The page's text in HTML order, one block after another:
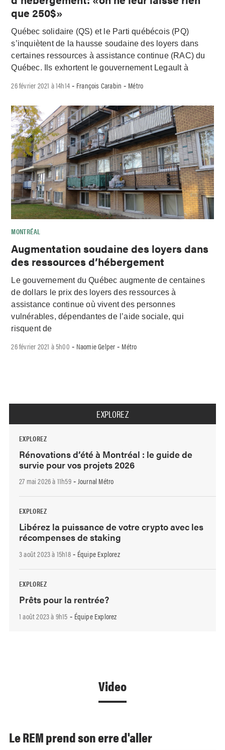
que 250$»
Québec solidaire (QS) et le Parti québécois (PQ)
s’inquiètent de la hausse soudaine des loyers dans
certaines ressources à assistance continue (RAC) du
Québec. Ils exhortent le gouvernement Legault à
26 février 2021 à 14h14 - François Carabin - Métro
MONTRÉAL
Augmentation soudaine des loyers dans
des ressources d’hébergement
Le gouvernement du Québec augmente de centaines
de dollars le prix des loyers des ressources à
assistance continue où vivent des personnes
vulnérables, dépendantes de l’aide sociale, qui
risquent de
26 février 2021 à 5h00 - Naomie Gelper - Métro
EXPLOREZ
EXPLOREZ
Rénovations d’été à Montréal : le guide de
survie pour vos projets 2026
27 mai 2026 à 11h59- Journal Métro
EXPLOREZ
Libérez la puissance de votre crypto avec les
récompenses de staking
3 août 2023 à 15h18- Équipe Explorez
EXPLOREZ
Prêts pour la rentrée?
1 août 2023 à 9h15 - Équipe Explorez
Video
Le REM prend son erre d'aller